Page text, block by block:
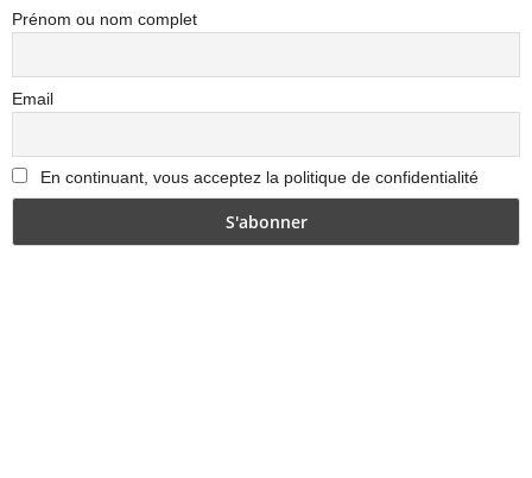
Prénom ou nom complet
Email
En continuant, vous acceptez la politique de confidentialité